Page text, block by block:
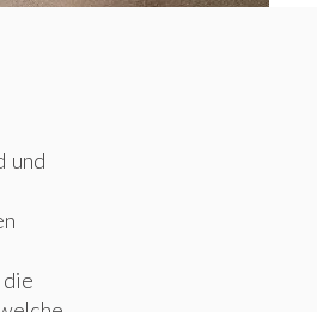
und
die